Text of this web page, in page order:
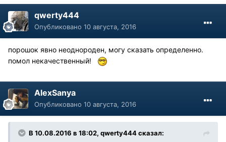
qwerty444
Опубликовано 10 августа, 2016
порошок явно неоднороден, могу сказать определенно.
помол некачественный!
AlexSanya
Опубликовано 10 августа, 2016
В 10.08.2016 в 18:02, qwerty444 сказал: